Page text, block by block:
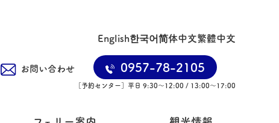
English한국어简体中文繁體中文
お問い合わせ 0957-78-2105
［予約センター］平日 9:30〜12:00 / 13:00〜17:00